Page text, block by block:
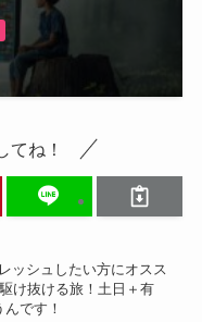
てね！
ッシュしたい方にオスス
け抜ける旅！土日＋有
です！